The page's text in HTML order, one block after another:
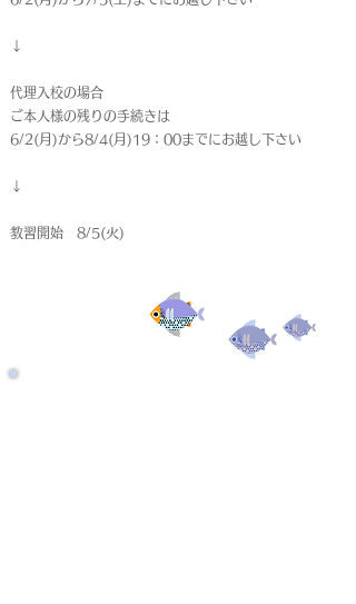
↓
代理入校の場合
ご本人様の残りの手続きは
6/2(月)から8/4(月)19：00までにお越し下さい
↓
教習開始 8/5(火)